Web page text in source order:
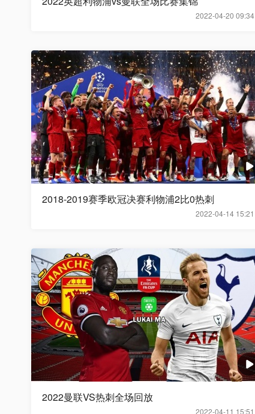
2022-04-20 09:34
2022-04-14 15:21
2018-2019赛季欧冠决赛利物浦2比0热刺
2022-04-11 15:51
2022曼联VS热刺全场回放